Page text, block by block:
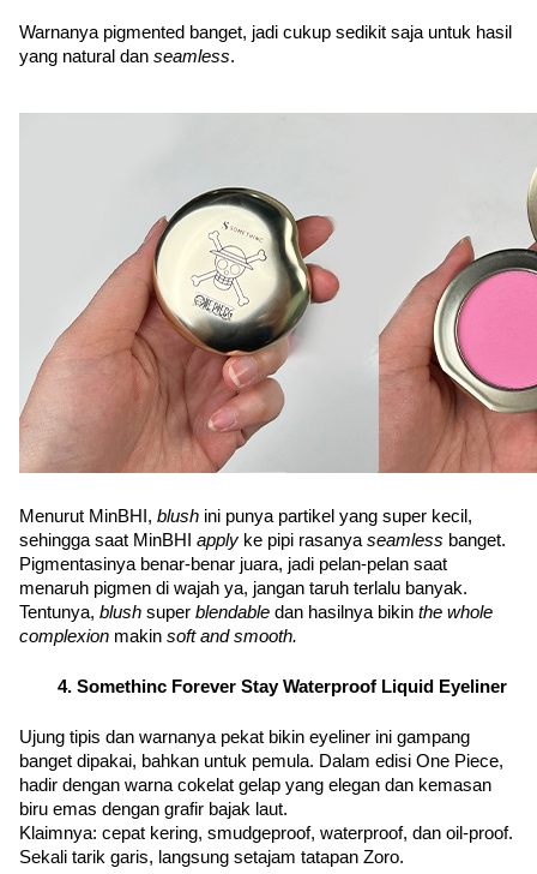
Warnanya pigmented banget, jadi cukup sedikit saja untuk hasil
yang natural dan seamless.
Menurut MinBHI, blush ini punya partikel yang super kecil,
sehingga saat MinBHI apply ke pipi rasanya seamless banget.
Pigmentasinya benar-benar juara, jadi pelan-pelan saat
menaruh pigmen di wajah ya, jangan taruh terlalu banyak.
Tentunya, blush super blendable dan hasilnya bikin the whole
complexion makin soft and smooth.
Somethinc Forever Stay Waterproof Liquid Eyeliner
Ujung tipis dan warnanya pekat bikin eyeliner ini gampang
banget dipakai, bahkan untuk pemula. Dalam edisi One Piece,
hadir dengan warna cokelat gelap yang elegan dan kemasan
biru emas dengan grafir bajak laut.
Klaimnya: cepat kering, smudgeproof, waterproof, dan oil-proof.
Sekali tarik garis, langsung setajam tatapan Zoro.